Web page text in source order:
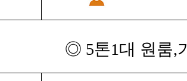
◎ 5톤1대 원룸,